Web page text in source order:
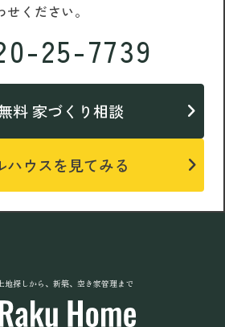
ください。
25-7739
料 家づくり相談
ハウスを見てみる
地探しから、新築、空き家管理まで